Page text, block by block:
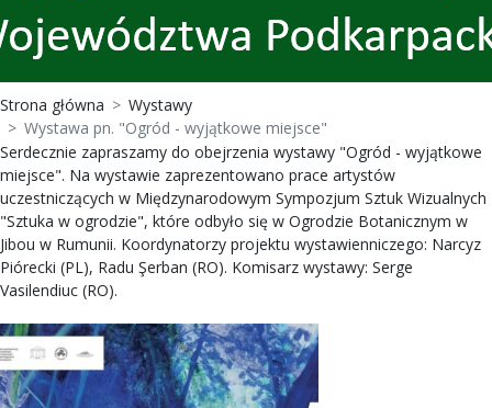
Strona główna
Wystawy
Wystawa pn. "Ogród - wyjątkowe miejsce"
Serdecznie zapraszamy do obejrzenia wystawy "Ogród - wyjątkowe
miejsce". Na wystawie zaprezentowano prace artystów
uczestniczących w Międzynarodowym Sympozjum Sztuk Wizualnych
"Sztuka w ogrodzie", które odbyło się w Ogrodzie Botanicznym w
Jibou w Rumunii. Koordynatorzy projektu wystawienniczego: Narcyz
Piórecki (PL), Radu Şerban (RO). Komisarz wystawy: Serge
Vasilendiuc (RO).